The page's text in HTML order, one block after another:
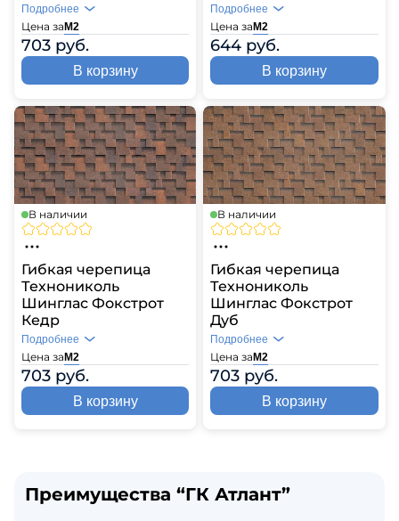
Цена за М2
703 руб.
Подробнее
В корзину
Цена заМ2
644 руб.
Подробнее
В корзину
В наличии
Гибкая черепица
Технониколь
Шинглас Фокстрот
Кедр
Цена за М2
703 руб.
Подробнее
В корзину
В наличии
Гибкая черепица
Технониколь
Шинглас Фокстрот
Дуб
Цена заМ2
703 руб.
Подробнее
В корзину
Преимущества “ГК Атлант”